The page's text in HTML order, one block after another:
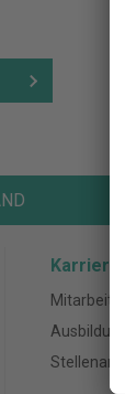
Karriere
Mitarbeiter
Ausbildung